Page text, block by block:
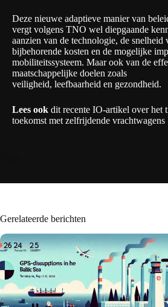
Deze nieuwe adaptieve manier van
vergt volgens TNO wel diepgaande
aanzien van de technologie, de snelheid
bijbehorende kosten en de mogelijke
mobiliteitssysteem. Maar ook van de
maatschappelijke doelen zoals
veiligheid, leefbaarheid en gezondheid.
Lees ook dit recente IO-artikel over het
toekomst met zelfrijdende vrachtwagens
Gerelateerde berichten